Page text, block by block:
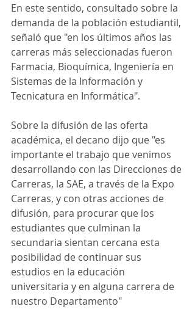
En este sentido, consultado sobre la
demanda de la población estudiantil,
señaló que "en los últimos años las
carreras más seleccionadas fueron
Farmacia, Bioquímica, Ingeniería en
Sistemas de la Información y
Tecnicatura en Informática".
Sobre la difusión de las oferta
académica, el decano dijo que "es
importante el trabajo que venimos
desarrollando con las Direcciones de
Carreras, la SAE, a través de la Expo
Carreras, y con otras acciones de
difusión, para procurar que los
estudiantes que culminan la
secundaria sientan cercana esta
posibilidad de continuar sus
estudios en la educación
universitaria y en alguna carrera de
nuestro Departamento"